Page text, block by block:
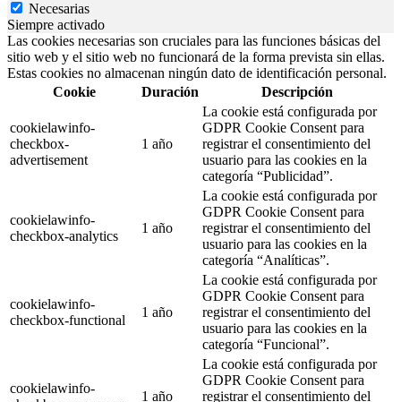
Necesarias
Siempre activado
Las cookies necesarias son cruciales para las funciones básicas del
sitio web y el sitio web no funcionará de la forma prevista sin ellas.
Estas cookies no almacenan ningún dato de identificación personal.
Cookie
Duración Descripción
cookielawinfo-
checkbox-
advertisement
1 año
La cookie está configurada por
GDPR Cookie Consent para
registrar el consentimiento del
usuario para las cookies en la
categoría “Publicidad”.
cookielawinfo-
checkbox-analytics
1 año
La cookie está configurada por
GDPR Cookie Consent para
registrar el consentimiento del
usuario para las cookies en la
categoría “Analíticas”.
cookielawinfo-
checkbox-functional
1 año
La cookie está configurada por
GDPR Cookie Consent para
registrar el consentimiento del
usuario para las cookies en la
categoría “Funcional”.
cookielawinfo-
1 año
La cookie está configurada por
GDPR Cookie Consent para
registrar el consentimiento del